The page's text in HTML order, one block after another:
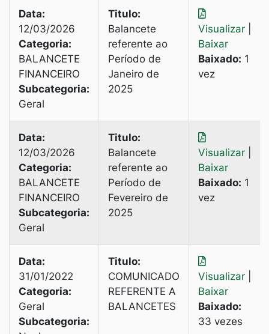
Data:
12/03/2026
Categoria:
BALANCETE
FINANCEIRO
Subcategoria:
Geral
Titulo:
Balancete
referente ao
Período de
Janeiro de
2025
Visualizar
Baixar
Baixado: 1
vez
Data:
12/03/2026
Categoria:
BALANCETE
FINANCEIRO
Subcategoria:
Geral
Titulo:
Balancete
referente ao
Período de
Fevereiro de
2025
Visualizar
Baixar
Baixado: 1
vez
Data:
31/01/2022
Categoria:
Geral
Subcategoria:
Titulo:
COMUNICADO
REFERENTE A
BALANCETES
Visualizar
Baixar
Baixado:
33 vezes